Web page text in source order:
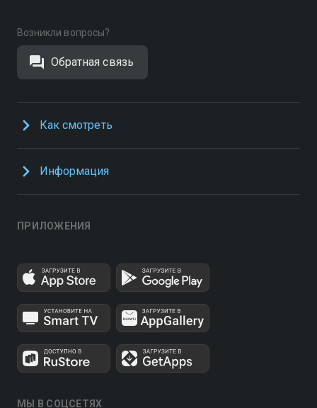
Возникли вопросы?
Обратная связь
Как смотреть
Информация
ПРИЛОЖЕНИЯ
МЫ В СОЦСЕТЯХ